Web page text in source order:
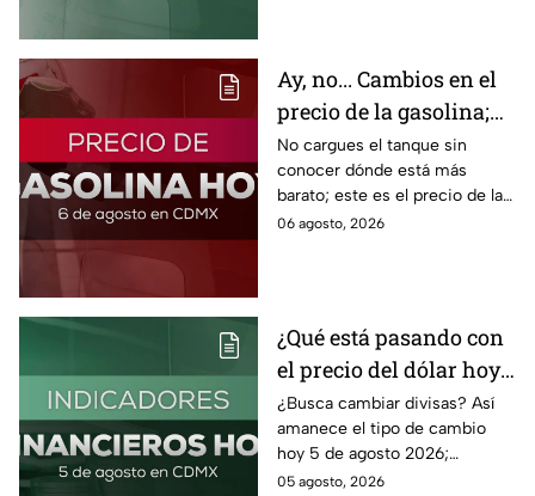
Ay, no... Cambios en el
precio de la gasolina;
así quedó HOY
No cargues el tanque sin
conocer dónde está más
barato; este es el precio de la
gasolina para hoy jueves 6 de
06 agosto, 2026
¿Qué está pasando con
el precio del dólar hoy
miércoles 5 de agosto
2026?
¿Busca cambiar divisas? Así
amanece el tipo de cambio
hoy 5 de agosto 2026;
consulta el precio del dólar
05 agosto, 2026